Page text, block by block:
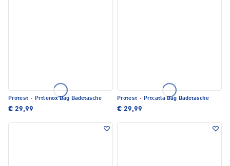
Protest · Prtlenox Bag Badetasche
€ 29,99
Protest · Prtcatla Bag Badetasche
€ 29,99